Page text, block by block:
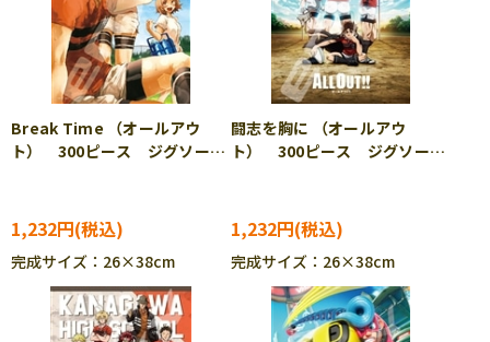
Break Time （オールアウ
ト） 300ピース ジグソーパ
1,232円
完成サイズ：26×38cm
闘志を胸に （オールアウ
ト） 300ピース ジグソーパ
1,232円
完成サイズ：26×38cm